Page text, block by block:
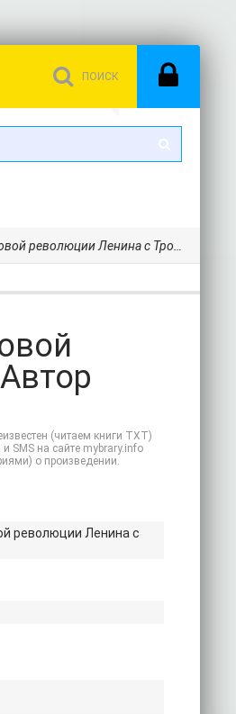
- Автор неизвестен (читаем книги TXT) 📗
(читаем книги TXT)
SMS на сайте mybrary.info
о произведении.
революции Ленина с